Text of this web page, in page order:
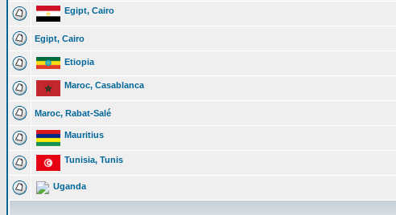
Egipt, Cairo
Egipt, Cairo
Etiopia
Maroc, Casablanca
Maroc, Rabat-Salé
Mauritius
Tunisia, Tunis
Uganda